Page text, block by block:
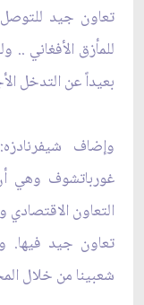
تعاون‏ جيد
للمأزق الأفغاني
بعيداً عن التدخل
وإضاف
غورباتشوف وهي
التعاون الاقتصادي
تعاون جيد فيها.
شعبينا من خلال